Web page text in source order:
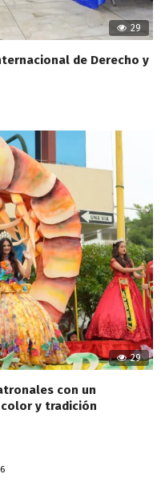
29
de Derecho y
29
con un
y tradición